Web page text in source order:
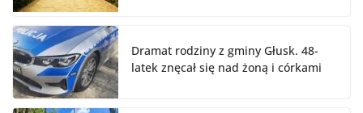
Dramat rodziny z gminy Głusk. 48-
latek znęcał się nad żoną i córkami